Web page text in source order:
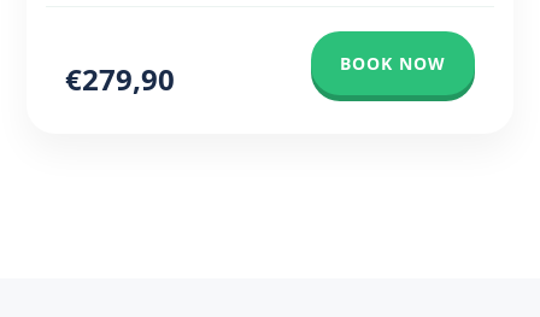
€279,90 BOOK NOW